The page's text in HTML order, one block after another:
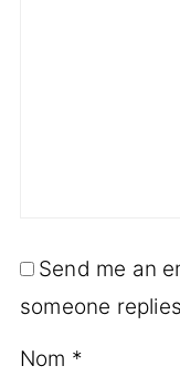
Send me an
someone
Nom *